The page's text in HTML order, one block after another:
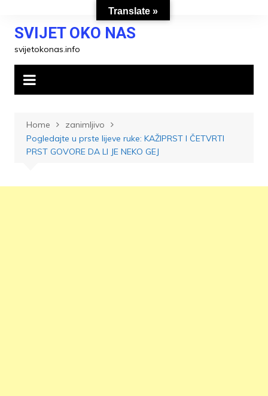
contentSVIJET OKO NAS
svijetokonas.info
Home
zanimljivo
Pogledajte u prste lijeve ruke: KAŽIPRST I ČETVRTI
PRST GOVORE DA LI JE NEKO GEJ
Translate »